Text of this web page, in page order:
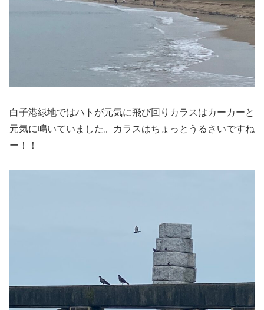
白子港緑地ではハトが元気に飛び回りカラスはカーカーと
元気に鳴いていました。カラスはちょっとうるさいですね
ー！！